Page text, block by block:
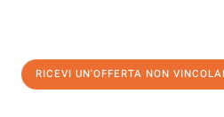
RICEVI UN'OFFERTA NON